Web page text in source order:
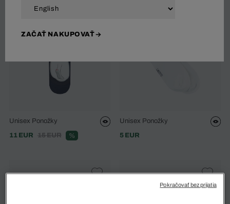
Unisex Ponožky
11 EUR
15 EUR %
Unisex Ponožky
5 EUR
ZAČAŤ NAKUPOVAŤ
Pokračovať bez prijatia